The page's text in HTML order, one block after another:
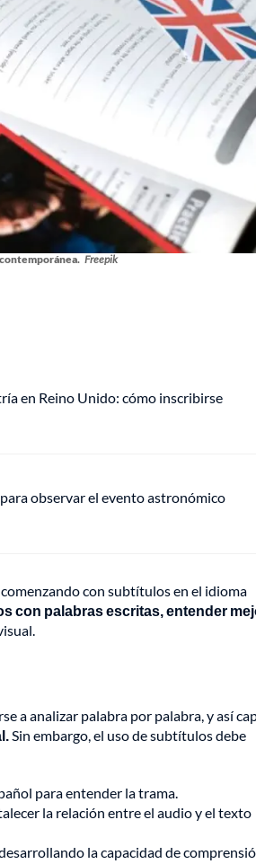
contemporánea. Freepik
en Reino Unido: cómo inscribirse
observar el evento astronómico
con subtítulos en el idioma
con palabras escritas, entender
a analizar palabra por palabra, y así
Sin embargo, el uso de subtítulos debe
para entender la trama.
la relación entre el audio y el texto
la capacidad de